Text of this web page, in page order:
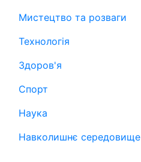
Мистецтво та розваги
Технологія
Здоров'я
Спорт
Наука
Навколишнє середовище